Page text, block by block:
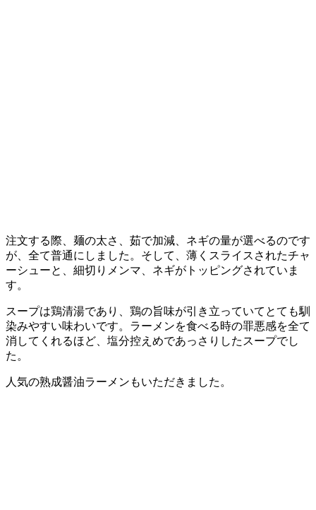
注文する際、麺の太さ、茹で加減、ネギの量が選べるのです
が、全て普通にしました。そして、薄くスライスされたチャ
ーシューと、細切りメンマ、ネギがトッピングされていま
す。
スープは鶏清湯であり、鶏の旨味が引き立っていてとても馴
染みやすい味わいです。ラーメンを食べる時の罪悪感を全て
消してくれるほど、塩分控えめであっさりしたスープでし
た。
人気の熟成醤油ラーメンもいただきました。